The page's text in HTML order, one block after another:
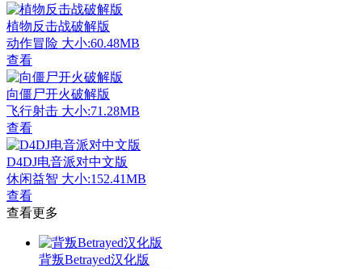
植物反击战破解版
动作冒险 大小:60.48MB
查看
向僵尸开火破解版
飞行射击 大小:71.28MB
查看
D4DJ电音派对中文版
休闲益智 大小:152.41MB
查看
查看更多
背叛Betrayed汉化版